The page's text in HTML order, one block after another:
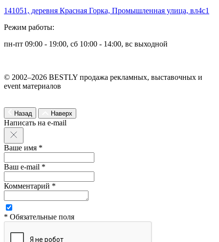
141051, деревня Красная Горка, Промышленная улица, вл4с1
Режим работы:
пн-пт 09:00 - 19:00, сб 10:00 - 14:00, вс выходной
© 2002–2026 BESTLY продажа рекламных, выставочных и
event материалов
Назад Наверх
Написать на e-mail
Ваше имя *
Ваш e-mail *
Комментарий *
* Обязательные поля